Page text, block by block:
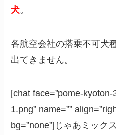
犬。
各航空会社の搭乗不可犬
出てきません。
[chat face=”pome-
1.png” name=””
bg=”none”]じゃあミック